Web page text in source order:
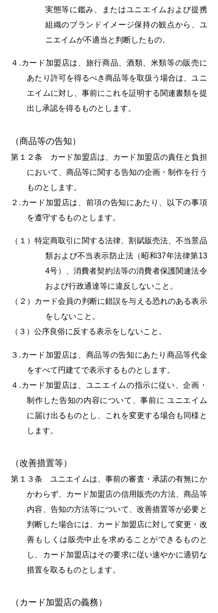
実態等に鑑み、またはユニエイムおよび提携
組織のブランドイメージ保持の観点から、ユ
ニエイムが不適当と判断したもの。
４.カード加盟店は、旅行商品、酒類、米類等の販売に
あたり許可を得るべき商品等を取扱う場合は、ユニ
エイムに対し、事前にこれを証明する関連書類を提
出し承認を得るものとします。
（商品等の告知）
第１２条 カード加盟店は、カード加盟店の責任と負担
において、商品等に関する告知の企画・制作を行う
ものとします。
２.カード加盟店は、前項の告知にあたり、以下の事項
を遵守するものとします。
（１）特定商取引に関する法律、割賦販売法、不当景品
類および不当表示防止法（昭和37年法律第13
4号）、消費者契約法等の消費者保護関連法令
および行政通達等に違反しないこと。
（２）カード会員の判断に錯誤を与える恐れのある表示
をしないこと。
（３）公序良俗に反する表示をしないこと。
３.カード加盟店は、商品等の告知にあたり商品等代金
をすべて円建てで表示するものとします。
４.カード加盟店は、ユニエイムの指示に従い、企画・
制作した告知の内容について、事前に ユニエイム
に届け出るものとし、これを変更する場合も同様と
します。
（改善措置等）
第１３条 ユニエイムは、事前の審査・承諾の有無にか
かわらず、カード加盟店の信用販売の方法、商品等
内容、告知の方法等について、改善措置等が必要と
判断した場合には、カード加盟店に対して変更・改
善もしくは販売中止を求めることができるものと
し、カード加盟店はその要求に従い速やかに適切な
措置を取るものとします。
（カード加盟店の義務）